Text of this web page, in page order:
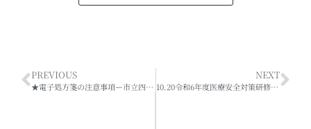
PREVIOUS
★電子処方箋の注意事項ー市立四日市病院
NEXT
10.20令和6年度医療安全対策研修会【WEB配信】ー資料についてー